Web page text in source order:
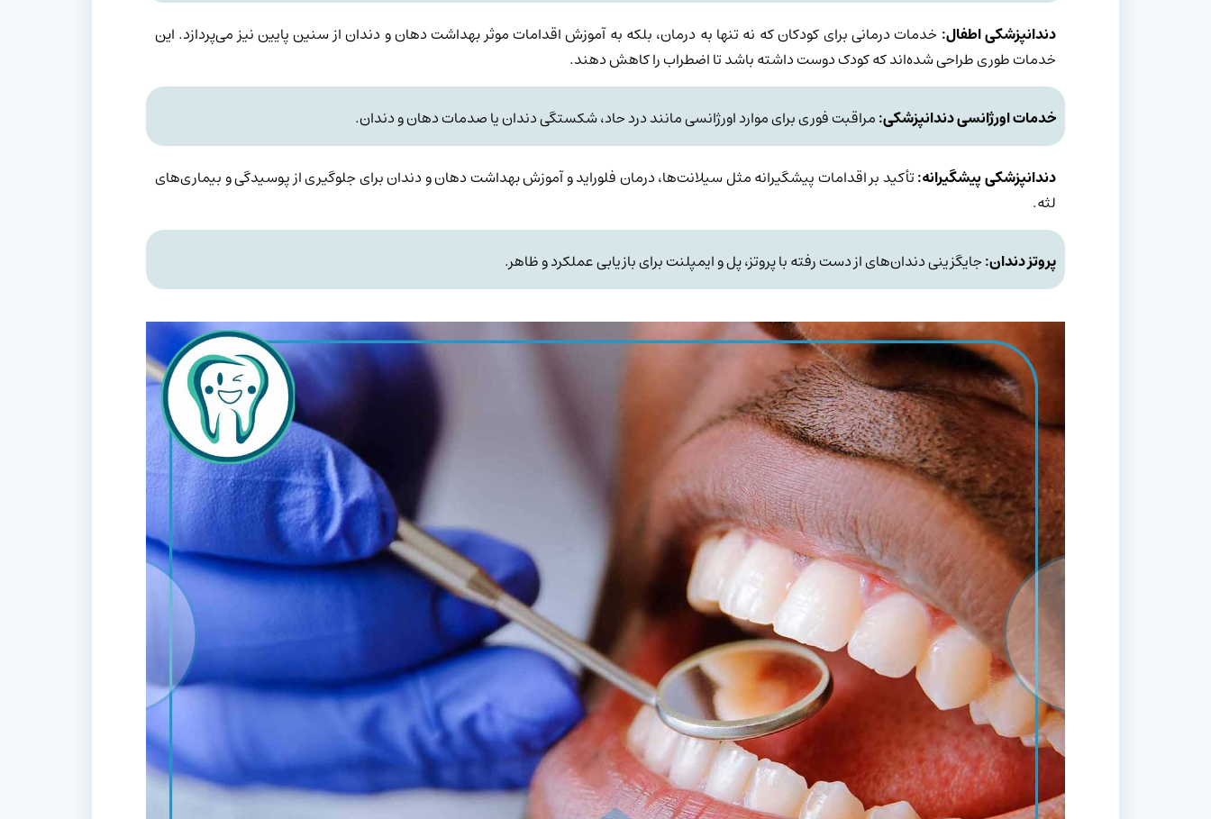
دندانپزشکی اطفال: خدمات درمانی برای کودکان که نه تنها به درمان، بلکه به آموزش اقدامات موثر بهداشت دهان و دندان از سنین پایین نیز می‌پردازد. این
خدمات طوری طراحی شده‌اند که کودک دوست داشته باشد تا اضطراب را کاهش دهند.
خدمات اورژانسی دندانپزشکی:مراقبت فوری برای موارد اورژانسی مانند درد حاد، شکستگی دندان یا صدمات دهان و دندان.
دندانپزشکی پیشگیرانه:تأکید بر اقدامات پیشگیرانه مثل سیلانت‌ها، درمان فلوراید و آموزش بهداشت دهان و دندان برای جلوگیری از پوسیدگی و بیماری‌های
لثه.
پروتز دندان:جایگزینی دندان‌های از دست رفته با پروتز، پل و ایمپلنت برای بازیابی عملکرد و ظاهر.